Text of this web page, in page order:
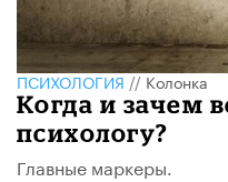
ПСИХОЛОГИЯ//Колонка
Когда и зачем
психологу?
Главные маркеры.